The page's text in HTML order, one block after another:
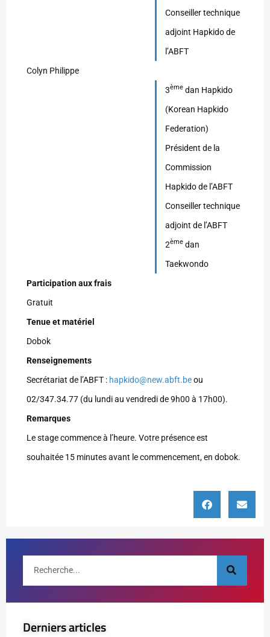
Conseiller technique
adjoint Hapkido de
l’ABFT
Colyn Philippe
3ème dan Hapkido
(Korean Hapkido
Federation)
Président de la
Commission
Hapkido de l’ABFT
Conseiller technique
adjoint de l’ABFT
2ème dan
Taekwondo
Participation aux frais
Gratuit
Tenue et matériel
Dobok
Renseignements
Secrétariat de l’ABFT : hapkido@new.abft.beou
02/347.34.77 (du lundi au vendredi de 9h00 à 17h00).
Remarques
Le stage commence à l’heure. Votre présence est
souhaitée 15 minutes avant le commencement, en dobok.
Derniers articles